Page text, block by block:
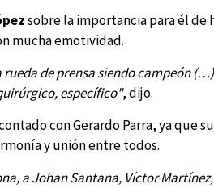
sobre la importancia para él de
mucha emotividad.
de prensa siendo campeón
específico", dijo.
con Gerardo Parra, ya que
y unión entre todos.
a Johan Santana, Víctor